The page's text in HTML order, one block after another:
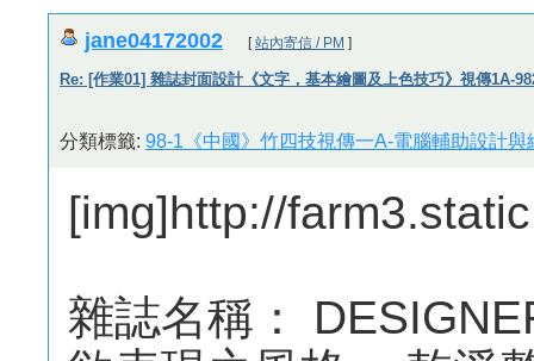
jane04172002 [站內寄信 / PM ]
Re: [作業01] 雜誌封面設計《文字，基本繪圖及上色技巧》視傳1A-
分類標籤: 98-1《中國》竹四技視傳一A-電腦輔助設計與
[img]http://
雜誌名稱：